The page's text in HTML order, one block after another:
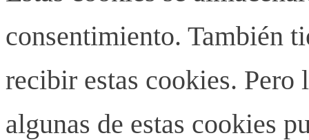
consentimiento. También
recibir estas cookies.
algunas de estas cookies